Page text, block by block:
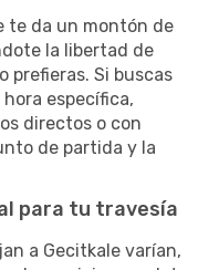
te da un montón de
la libertad de
prefieras. Si buscas
específica,
directos o con
de partida y la
para tu travesía
a Gecitkale varían,